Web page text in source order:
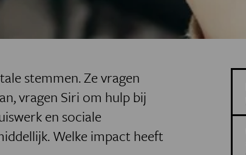
stemmen. Ze vragen
vragen Siri om hulp bij
en sociale
Welke impact heeft